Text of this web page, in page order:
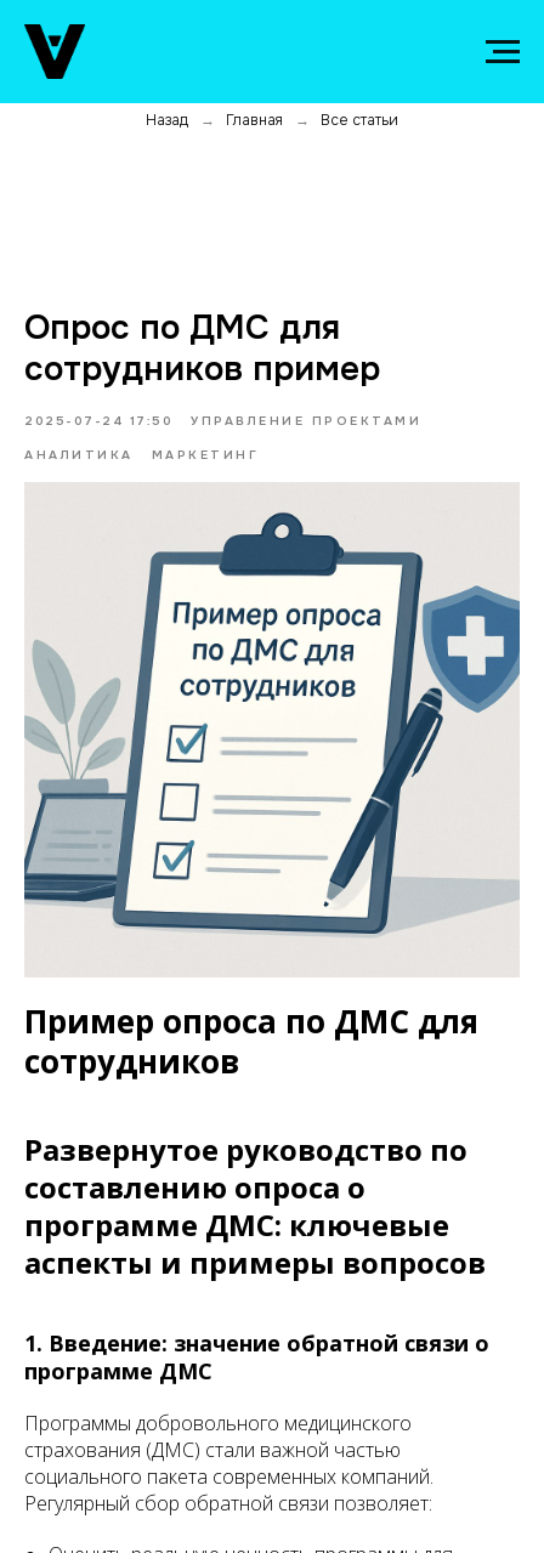
Назад → Главная → Все статьи
Опрос по ДМС для
сотрудников пример
2025-07-24 17:50 УПРАВЛЕНИЕ ПРОЕКТАМИ
АНАЛИТИКА МАРКЕТИНГ
Пример опроса по ДМС для
сотрудников
Развернутое руководство по
составлению опроса о
программе ДМС: ключевые
аспекты и примеры вопросов
1. Введение: значение обратной связи о
программе ДМС
Программы добровольного медицинского
страхования (ДМС) стали важной частью
социального пакета современных компаний.
Регулярный сбор обратной связи позволяет: